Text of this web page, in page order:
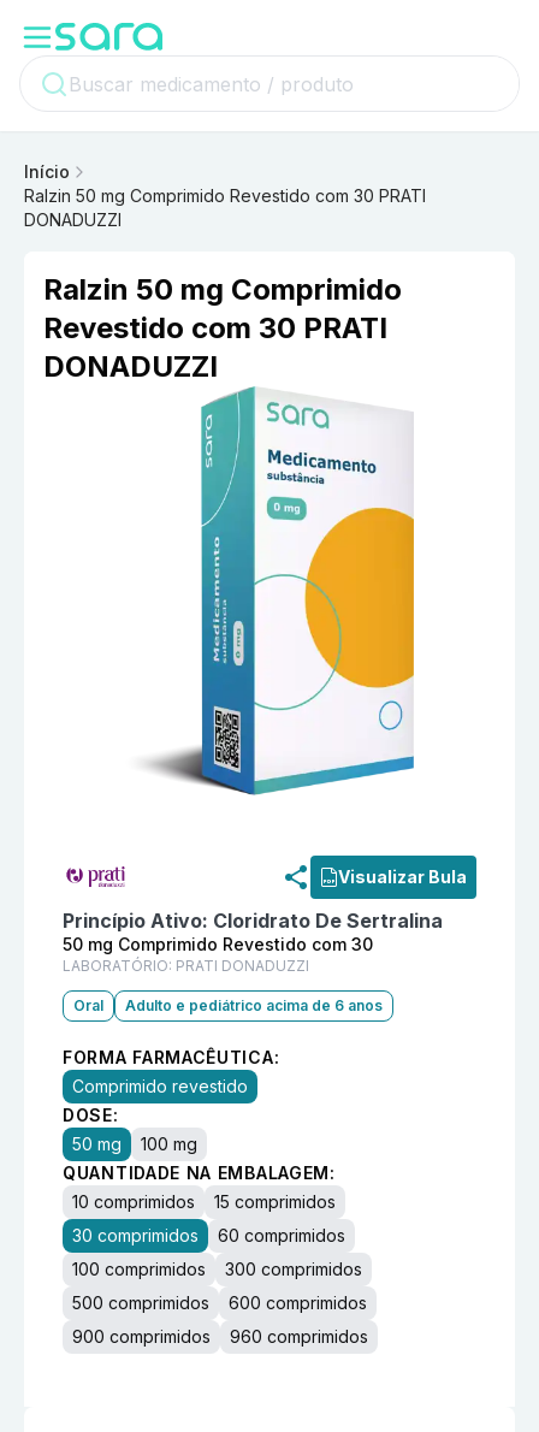
Início
Ralzin 50 mg Comprimido Revestido com 30 PRATI
DONADUZZI
Ralzin 50 mg Comprimido
Revestido com 30 PRATI
DONADUZZI
Visualizar Bula
Princípio Ativo: Cloridrato De Sertralina
50 mg Comprimido Revestido com 30
LABORATÓRIO: PRATI DONADUZZI
Oral Adulto e pediátrico acima de 6 anos
FORMA FARMACÊUTICA:
Comprimido revestido
DOSE:
50 mg
100 mg
QUANTIDADE NA EMBALAGEM:
10 comprimidos
15 comprimidos
30 comprimidos
60 comprimidos
100 comprimidos
300 comprimidos
500 comprimidos
600 comprimidos
900 comprimidos
960 comprimidos